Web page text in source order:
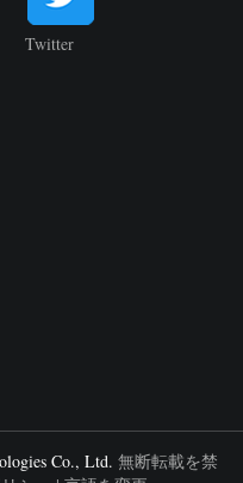
Twitter
Co., Ltd. 無断転載を禁